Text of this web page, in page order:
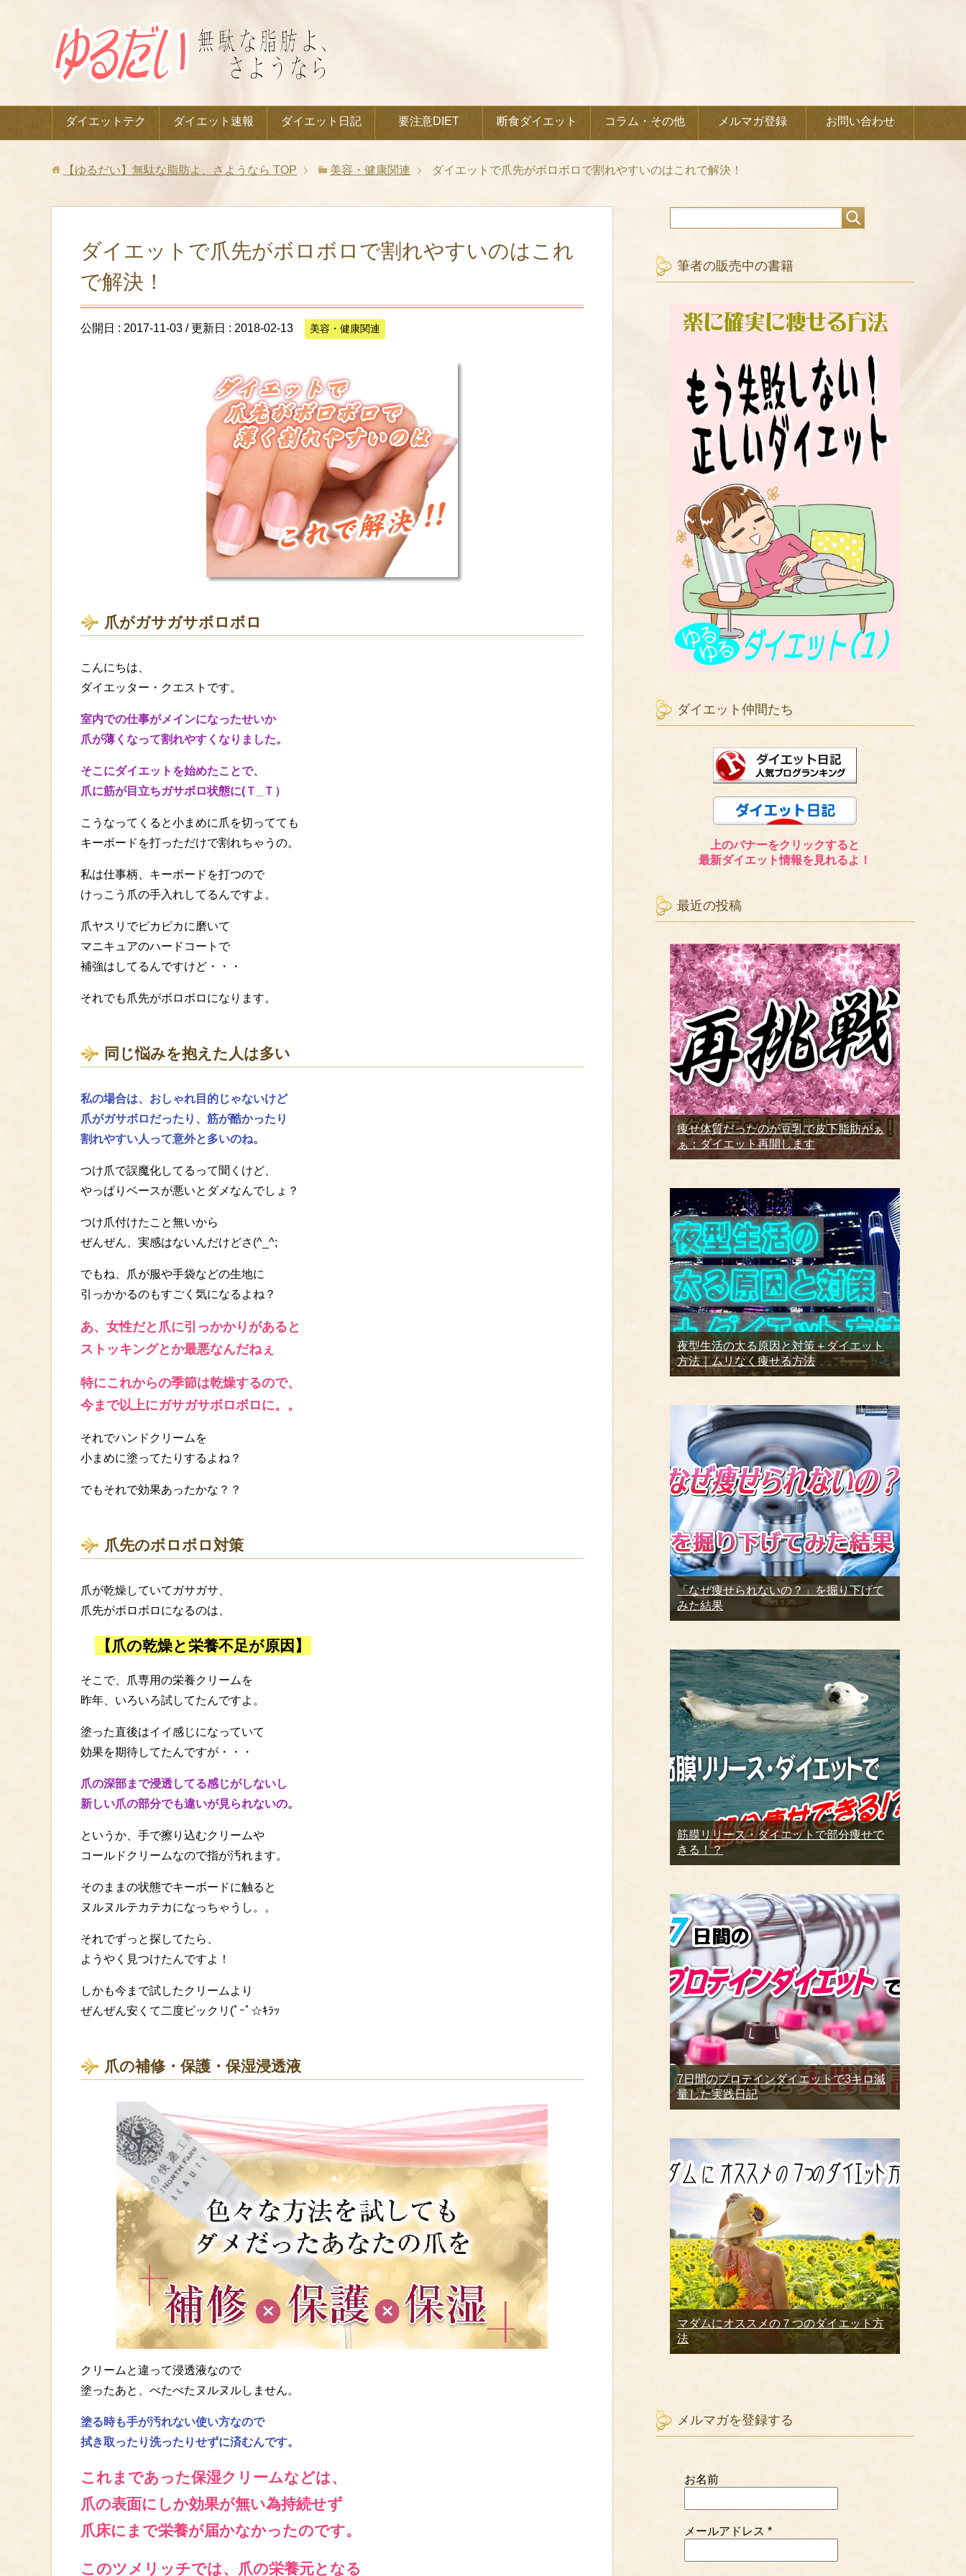
ダイエットテク ダイエット速報 ダイエット日記 要注意DIET 断食ダイエット コラム・その他 メルマガ登録 お問い合わせ
【ゆるだい】無駄な脂肪よ、さようなら TOP 美容・健康関連 ダイエットで爪先がボロボロで割れやすいのはこれで解決！
ダイエットで爪先がボロボロで割れやすいのはこれ
で解決！
公開日 : 2017-11-03 / 更新日 : 2018-02-13 美容・健康関連
爪がガサガサボロボロ
こんにちは、
ダイエッター・クエストです。
室内での仕事がメインになったせいか
爪が薄くなって割れやすくなりました。
そこにダイエットを始めたことで、
爪に筋が目立ちガサボロ状態に(Ｔ_Ｔ）
こうなってくると小まめに爪を切ってても
キーボードを打っただけで割れちゃうの。
私は仕事柄、キーボードを打つので
けっこう爪の手入れしてるんですよ。
爪ヤスリでピカピカに磨いて
マニキュアのハードコートで
補強はしてるんですけど・・・
それでも爪先がボロボロになります。
同じ悩みを抱えた人は多い
私の場合は、おしゃれ目的じゃないけど
爪がガサボロだったり、筋が酷かったり
割れやすい人って意外と多いのね。
つけ爪で誤魔化してるって聞くけど、
やっぱりベースが悪いとダメなんでしょ？
つけ爪付けたこと無いから
ぜんぜん、実感はないんだけどさ(^_^;
でもね、爪が服や手袋などの生地に
引っかかるのもすごく気になるよね？
あ、女性だと爪に引っかかりがあると
ストッキングとか最悪なんだねぇ
特にこれからの季節は乾燥するので、
今まで以上にガサガサボロボロに。。
それでハンドクリームを
小まめに塗ってたりするよね？
でもそれで効果あったかな？？
爪先のボロボロ対策
爪が乾燥していてガサガサ、
爪先がボロボロになるのは、
【爪の乾燥と栄養不足が原因】
そこで、爪専用の栄養クリームを
昨年、いろいろ試してたんですよ。
塗った直後はイイ感じになっていて
効果を期待してたんですが・・・
爪の深部まで浸透してる感じがしないし
新しい爪の部分でも違いが見られないの。
というか、手で擦り込むクリームや
コールドクリームなので指が汚れます。
そのままの状態でキーボードに触ると
ヌルヌルテカテカになっちゃうし。。
それでずっと探してたら、
ようやく見つけたんですよ！
しかも今まで試したクリームより
ぜんぜん安くて二度ビックリ(ﾟｰﾟ☆ｷﾗｯ
爪の補修・保護・保湿浸透液
クリームと違って浸透液なので
塗ったあと、べたべたヌルヌルしません。
塗る時も手が汚れない使い方なので
拭き取ったり洗ったりせずに済むんです。
これまであった保湿クリームなどは、
爪の表面にしか効果が無い為持続せず
爪床にまで栄養が届かなかったのです。
このツメリッチでは、爪の栄養元となる
筆者の販売中の書籍
ダイエット仲間たち
上のバナーをクリックすると
最新ダイエット情報を見れるよ！
最近の投稿
痩せ体質だったのが豆乳で皮下脂肪がぁ
ぁ：ダイエット再開します
夜型生活の太る原因と対策＋ダイエット
方法｜ムリなく痩せる方法
「なぜ痩せられないの？」を掘り下げて
みた結果
筋膜リリース・ダイエットで部分痩せで
きる！？
7日間のプロテインダイエットで3キロ減
量した実践日記
マダムにオススメの７つのダイエット方
法
メルマガを登録する
お名前
メールアドレス *